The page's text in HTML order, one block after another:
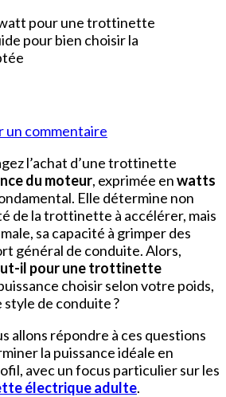
un commentaire
watt
pour
une
trottinette
électrique
?
Guide
pour
bien
choisir
puissance
adaptée
l’achat d’une trottinette
du moteur, exprimée enwatts
Elle détermine non
de la trottinette à accélérer, mais
sa capacité à grimper des
général de conduite. Alors,
il pour une trottinette
choisir selon votre poids,
de conduite ?
allons répondre à ces questions
la puissance idéale en
avec un focus particulier sur les
électrique adulte.